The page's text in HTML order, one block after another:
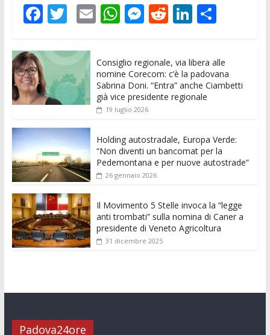
F
e
b
o
o
k
T
itt
er
E
l
W
at
s
A
p
M
e
n
g
R
di
t
Li
k
e
dI
C
n
di
vi
Consiglio regionale, via libera alle
nomine Corecom: c’è la padovana
Sabrina Doni. “Entra” anche Ciambetti
già vice presidente regionale
19 luglio 2026
Holding autostradale, Europa Verde:
“Non diventi un bancomat per la
Pedemontana e per nuove autostrade”
26 gennaio 2026
Il Movimento 5 Stelle invoca la “legge
anti trombati” sulla nomina di Caner a
presidente di Veneto Agricoltura
31 dicembre 2025
Padova24ore